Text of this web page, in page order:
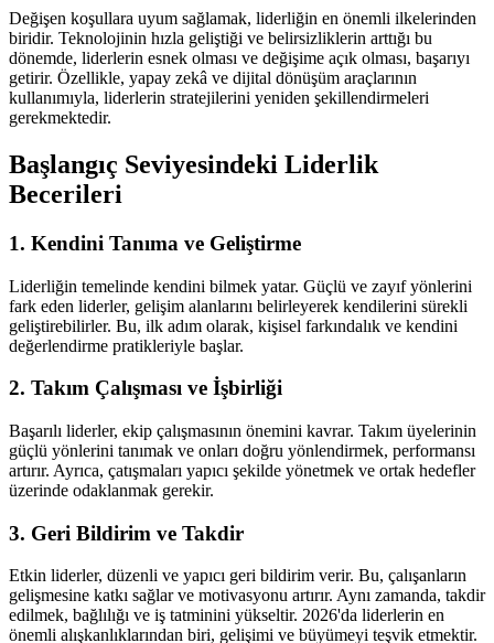
Değişen koşullara uyum sağlamak, liderliğin en önemli ilkelerinden
biridir. Teknolojinin hızla geliştiği ve belirsizliklerin arttığı bu
dönemde, liderlerin esnek olması ve değişime açık olması, başarıyı
getirir. Özellikle, yapay zekâ ve dijital dönüşüm araçlarının
kullanımıyla, liderlerin stratejilerini yeniden şekillendirmeleri
gerekmektedir.
Başlangıç Seviyesindeki Liderlik
Becerileri
1. Kendini Tanıma ve Geliştirme
Liderliğin temelinde kendini bilmek yatar. Güçlü ve zayıf yönlerini
fark eden liderler, gelişim alanlarını belirleyerek kendilerini sürekli
geliştirebilirler. Bu, ilk adım olarak, kişisel farkındalık ve kendini
değerlendirme pratikleriyle başlar.
2. Takım Çalışması ve İşbirliği
Başarılı liderler, ekip çalışmasının önemini kavrar. Takım üyelerinin
güçlü yönlerini tanımak ve onları doğru yönlendirmek, performansı
artırır. Ayrıca, çatışmaları yapıcı şekilde yönetmek ve ortak hedefler
üzerinde odaklanmak gerekir.
3. Geri Bildirim ve Takdir
Etkin liderler, düzenli ve yapıcı geri bildirim verir. Bu, çalışanların
gelişmesine katkı sağlar ve motivasyonu artırır. Aynı zamanda, takdir
edilmek, bağlılığı ve iş tatminini yükseltir. 2026'da liderlerin en
önemli alışkanlıklarından biri, gelişimi ve büyümeyi teşvik etmektir.